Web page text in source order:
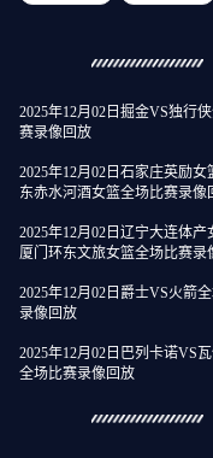
2025年12月02日掘金VS独行
赛录像回放
2025年12月02日石家庄英励女
东赤水河酒女篮全场比赛录像
2025年12月02日辽宁大连体产
厦门环东文旅女篮全场比赛录
2025年12月02日爵士VS火箭
录像回放
2025年12月02日巴列卡诺VS
全场比赛录像回放